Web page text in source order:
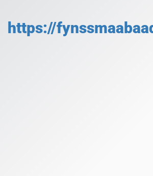
https://